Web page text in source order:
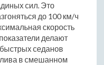
сил. Это
до 100 км/ч
скорость
делают
седанов
в смешанном